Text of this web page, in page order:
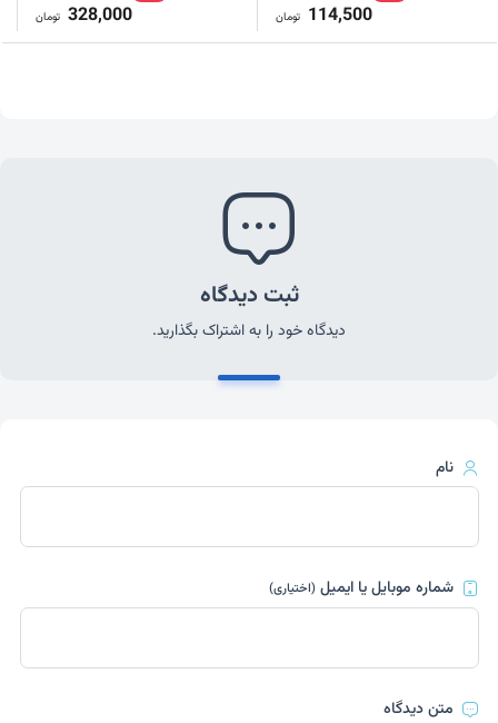
114,500 تومان 328,000 تومان
ثبت دیدگاه
دیدگاه خود را به اشتراک بگذارید.
نام
شماره موبایل یا ایمیل(اختیاری)
متن دیدگاه